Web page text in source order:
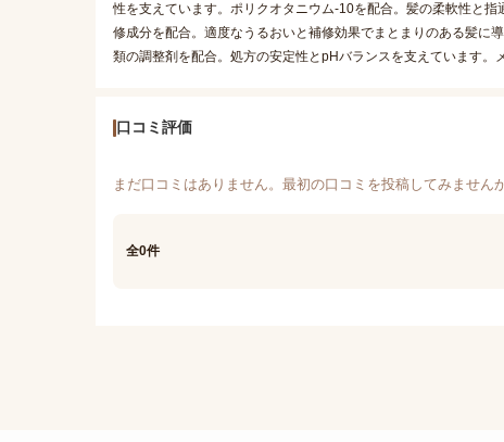
性を支えています。ポリクオタニウム-10を配合。髪の柔軟性と
修成分を配合。適度なうるおいと補修効果でまとまりのある髪に
類の調整剤を配合。処方の安定性とpHバランスを支えています。
口コミ評価
まだ口コミはありません。最初の口コミを投稿してみません
全0件